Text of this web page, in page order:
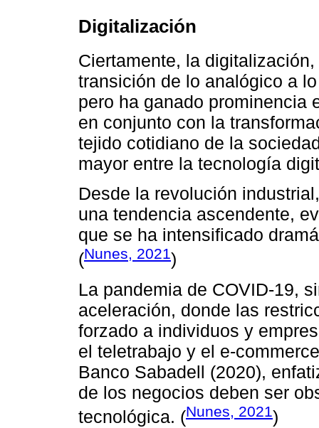
Digitalización
Ciertamente, la
transición de lo analógico a
pero ha ganado prominencia
en conjunto con la
tejido cotidiano de la
mayor entre la tecnología
Desde la revolución
una tendencia ascendente,
que se ha intensificado
(Nunes, 2021)
La pandemia de COVID-19,
aceleración, donde las
forzado a individuos y
el teletrabajo y el e-
Banco Sabadell (2020),
de los negocios deben ser
tecnológica. (Nunes, 2021)